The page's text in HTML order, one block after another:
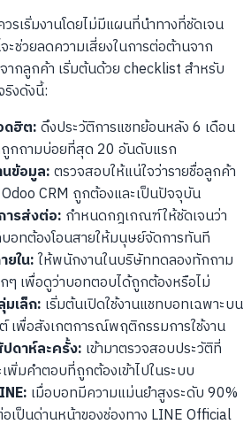
เริ่มงานโดยไม่มีแผนที่นำทางที่ชัดเจน
ช่วยลดความเสี่ยงในการต่อต้านจาก
ากลูกค้า เริ่มต้นด้วย checklist สำหรับ
งดังนี้:
ดฮิต:ดึงประวัติการแชทย้อนหลัง 6 เดือน
กถามบ่อยที่สุด 20 อันดับแรก
ข้อมูล:ตรวจสอบให้แน่ใจว่ารายชื่อลูกค้า
CRM ถูกต้องและเป็นปัจจุบัน
ารส่งต่อ: กำหนดกฎเกณฑ์ให้ชัดเจนว่า
อทต้องโอนสายให้มนุษย์จัดการทันที
ยใน:ให้พนักงานในบริษัททดลองทักถาม
ๆ เพื่อดูว่าบอทตอบได้ถูกต้องหรือไม่
เล็ก: เริ่มต้นเปิดใช้งานแชทบอทเฉพาะบน
เพื่อสังเกตการณ์พฤติกรรมการใช้งาน
ดาห์ละครั้ง: เข้ามาตรวจสอบประวัติที่
พิ่มคำตอบที่ถูกต้องเข้าไปในระบบ
เมื่อบอทมีความแม่นยำสูงระดับ 90%
เป็นด่านหน้าของช่องทาง LINE Official